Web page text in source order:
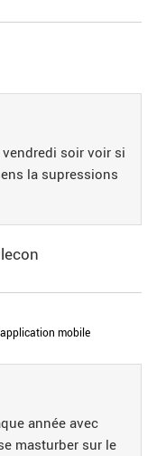
soir voir si
la supressions
mobile
année avec
masturber sur le